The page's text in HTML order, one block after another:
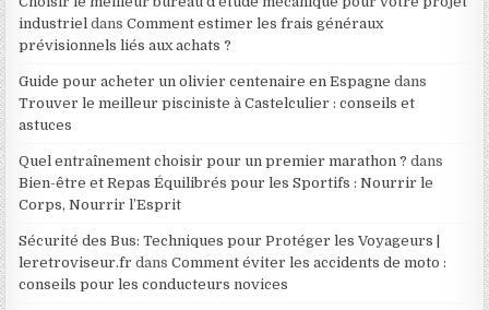
industriel dansComment estimer les frais généraux
prévisionnels liés aux achats ?
Guide pour acheter un olivier centenaire en Espagne dans
Trouver le meilleur pisciniste à Castelculier : conseils et
astuces
Quel entraînement choisir pour un premier marathon ? dans
Bien-être et Repas Équilibrés pour les Sportifs : Nourrir le
Corps, Nourrir l’Esprit
Sécurité des Bus: Techniques pour Protéger les Voyageurs |
leretroviseur.fr dansComment éviter les accidents de moto :
conseils pour les conducteurs novices